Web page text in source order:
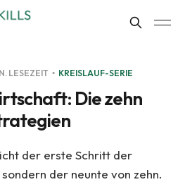
LESEZEIT KREISLAUF-SERIE
Die zehn
der erste Schritt der
der neunte von zehn.